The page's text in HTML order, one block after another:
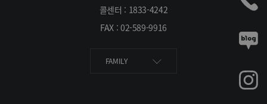
콜센터 : 1833-4242
FAX : 02-589-9916
FAMILY